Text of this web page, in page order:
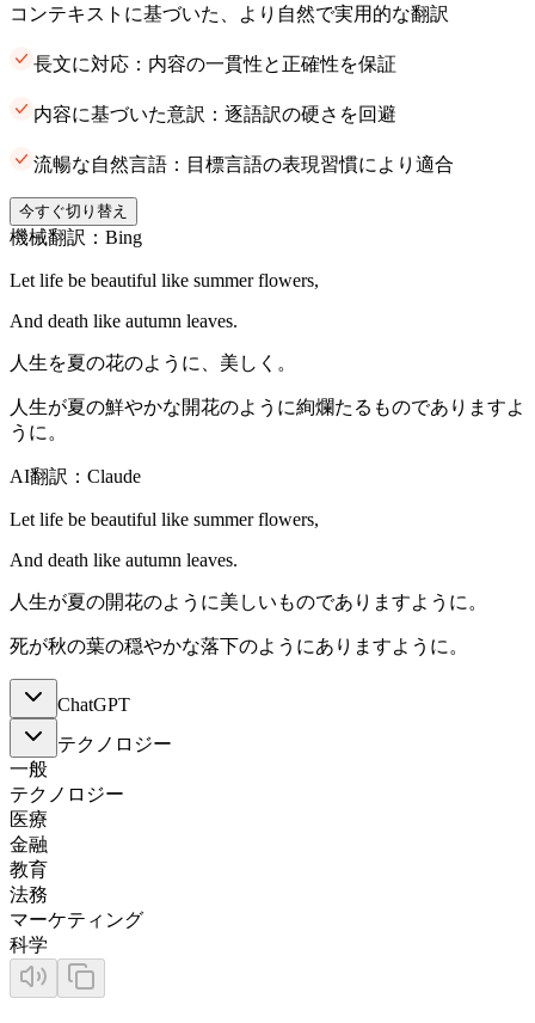
コンテキストに基づいた、より自然で実用的な翻訳
長文に対応：内容の一貫性と正確性を保証
内容に基づいた意訳：逐語訳の硬さを回避
流暢な自然言語：目標言語の表現習慣により適合
今すぐ切り替え
機械翻訳：Bing
Let life be beautiful like summer flowers,
And death like autumn leaves.
人生を夏の花のように、美しく。
人生が夏の鮮やかな開花のように絢爛たるものでありますよ
うに。
AI翻訳：Claude
Let life be beautiful like summer flowers,
And death like autumn leaves.
人生が夏の開花のように美しいものでありますように。
死が秋の葉の穏やかな落下のようにありますように。
ChatGPT
テクノロジー
一般
テクノロジー
医療
金融
教育
法務
マーケティング
科学